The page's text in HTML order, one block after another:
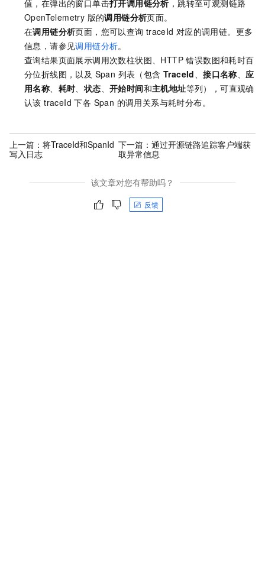
值，在弹出的窗口单击打开调用链分析，跳转至可观测链路
OpenTelemetry 版的调用链分析页面。
在调用链分析页面，您可以查询 traceId 对应的调用链。更多
信息，请参见调用链分析。
查询结果页面展示调用次数柱状图、HTTP 错误数图和耗时百
分位折线图，以及 Span 列表（包含 TraceId、接口名称、应
用名称、 耗时、状态、开始时间和主机地址等列），可直观确
认该 traceId 下各 Span 的调用关系与耗时分布。
上一篇： 将TraceId和SpanId
写入日志
下一篇： 通过开源链路追踪客户端获
取异常信息
该文章对您有帮助吗？
反馈